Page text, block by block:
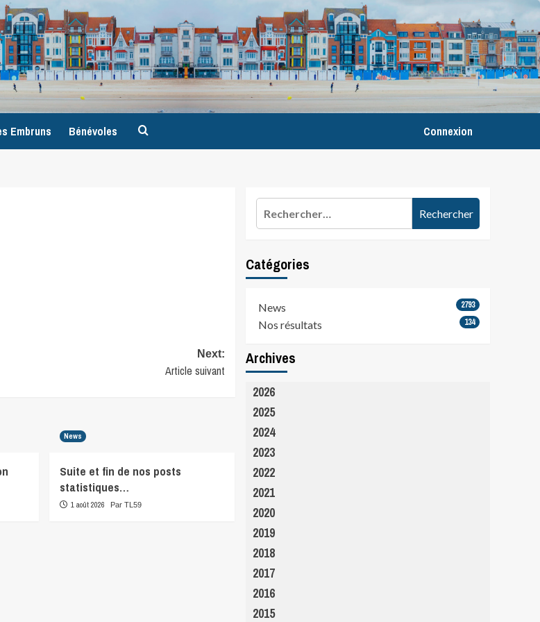
Embruns Bénévoles Connexion
Next:
Article suivant
News
Suite et fin de nos posts
statistiques…
1 août 2026 Par TL59
Catégories
News 2793
Nos résultats 134
Archives
2026
2025
2024
2023
2022
2021
2020
2019
2018
2017
2016
2015